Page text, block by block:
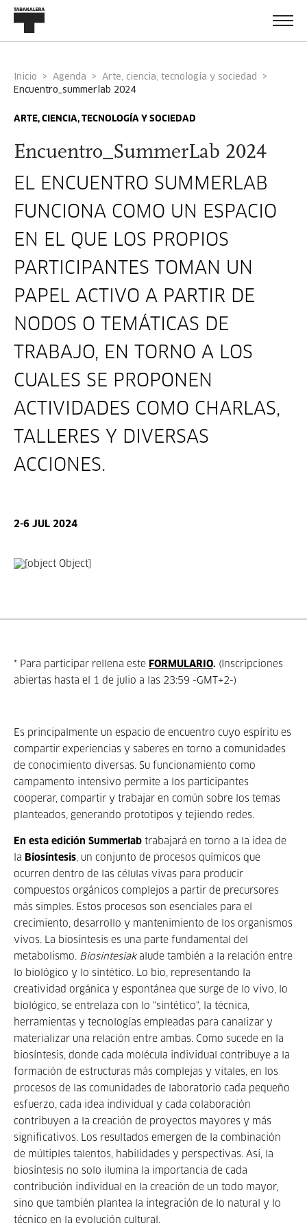
Inicio Agenda
Arte, ciencia, tecnología y sociedad
encuentro_summerlab 2024
ARTE, CIENCIA, TECNOLOGÍA Y SOCIEDAD
Encuentro_SummerLab 2024
EL ENCUENTRO SUMMERLAB
FUNCIONA COMO UN ESPACIO
EN EL QUE LOS PROPIOS
PARTICIPANTES TOMAN UN
PAPEL ACTIVO A PARTIR DE
NODOS O TEMÁTICAS DE
TRABAJO, EN TORNO A LOS
CUALES SE PROPONEN
ACTIVIDADES COMO CHARLAS,
TALLERES Y DIVERSAS
ACCIONES.
2-6 JUL 2024
* Para participar rellena este FORMULARIO. (Inscripciones
abiertas hasta el 1 de julio a las 23:59 -GMT+2-)
Es principalmente un espacio de encuentro cuyo espíritu es
compartir experiencias y saberes en torno a comunidades
de conocimiento diversas. Su funcionamiento como
campamento intensivo permite a los participantes
cooperar, compartir y trabajar en común sobre los temas
planteados, generando prototipos y tejiendo redes.
En esta edición Summerlab trabajará en torno a la idea de
la Biosíntesis, un conjunto de procesos químicos que
ocurren dentro de las células vivas para producir
compuestos orgánicos complejos a partir de precursores
más simples. Estos procesos son esenciales para el
crecimiento, desarrollo y mantenimiento de los organismos
vivos. La biosíntesis es una parte fundamental del
metabolismo. Biosintesiak alude también a la relación entre
lo biológico y lo sintético. Lo bio, representando la
creatividad orgánica y espontánea que surge de lo vivo, lo
biológico, se entrelaza con lo "sintético", la técnica,
herramientas y tecnologías empleadas para canalizar y
materializar una relación entre ambas. Como sucede en la
biosíntesis, donde cada molécula individual contribuye a la
formación de estructuras más complejas y vitales, en los
procesos de las comunidades de laboratorio cada pequeño
esfuerzo, cada idea individual y cada colaboración
contribuyen a la creación de proyectos mayores y más
significativos. Los resultados emergen de la combinación
de múltiples talentos, habilidades y perspectivas. Así, la
biosíntesis no solo ilumina la importancia de cada
contribución individual en la creación de un todo mayor,
sino que también plantea la integración de lo natural y lo
técnico en la evolución cultural.